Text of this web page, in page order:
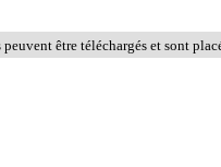
peuvent être téléchargés et sont